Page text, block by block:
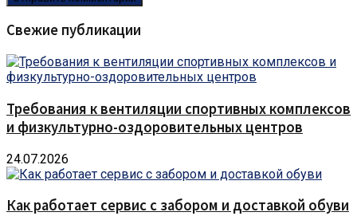
Свежие публикации
Требования к вентиляции спортивных комплексов
и физкультурно-оздоровительных центров
24.07.2026
Как работает сервис с забором и доставкой обуви